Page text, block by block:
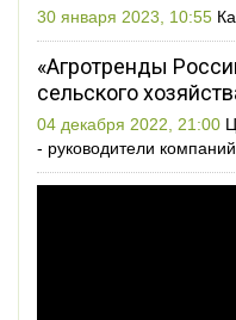
30 января 2023, 10:55
«Агротренды
сельского
04 декабря 2022, 21:00
- руководители